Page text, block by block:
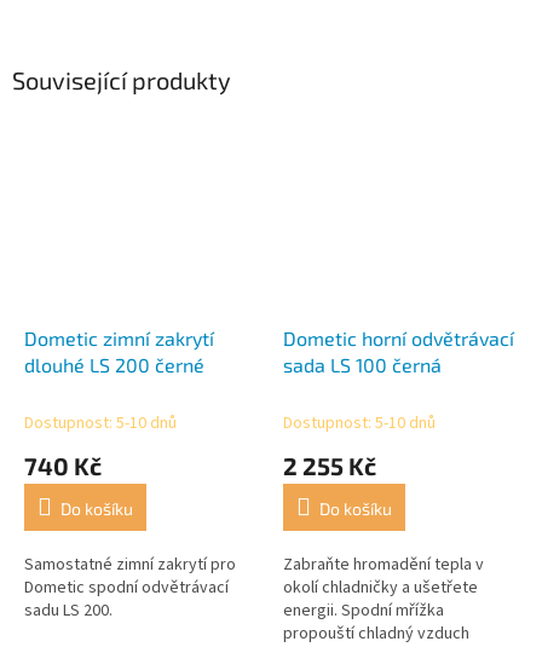
Související produkty
Dometic zimní zakrytí
dlouhé LS 200 černé
Dostupnost: 5-10 dnů
740 Kč
Do košíku
Samostatné zimní zakrytí pro
Dometic spodní odvětrávací
sadu LS 200.
Dometic horní odvětrávací
sada LS 100 černá
Dostupnost: 5-10 dnů
2 255 Kč
Do košíku
Zabraňte hromadění tepla v
okolí chladničky a ušetřete
energii. Spodní mřížka
propouští chladný vzduch